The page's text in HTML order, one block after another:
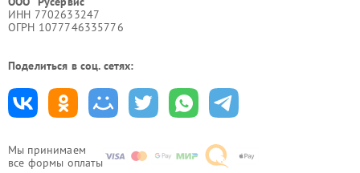
Мы принимаем
все формы оплаты
ИНН 7702633247
ОГРН 1077746335776
Поделиться в соц. сетях: